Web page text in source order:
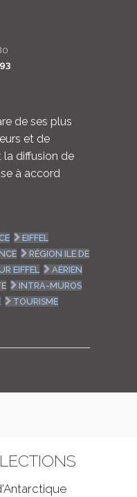
de ses plus
et de
la diffusion de
à accord
EIFFEL
RÉGION ILE DE
EIFFEL
AÉRIEN
INTRA-MUROS
TOURISME
Antarctique